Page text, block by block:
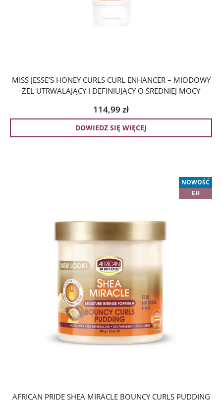
MISS JESSE’S HONEY CURLS CURL ENHANCER – MIODOWY
ŻEL UTRWALAJĄCY I DEFINIUJĄCY O ŚREDNIEJ MOCY
114,99 zł
DOWIEDZ SIĘ WIĘCEJ
NOWOŚĆ
EH
AFRICAN PRIDE SHEA MIRACLE BOUNCY CURLS PUDDING